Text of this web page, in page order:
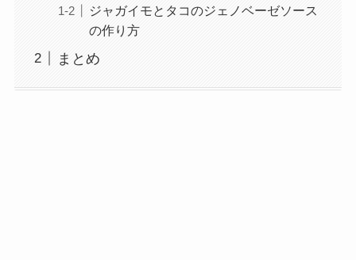
ジャガイモとタコのジェノベーゼソース
の作り方
まとめ